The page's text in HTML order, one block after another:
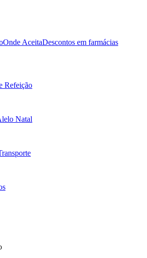
Onde AceitaDescontos em farmácias
Refeição
Natal